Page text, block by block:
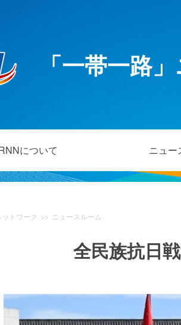
「一帯一路
について ニュー
トワーク >> ニュースルーム
全民族抗日